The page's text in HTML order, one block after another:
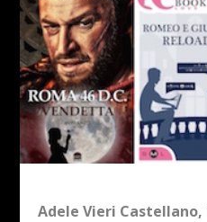
Adele Vieri Castellano,